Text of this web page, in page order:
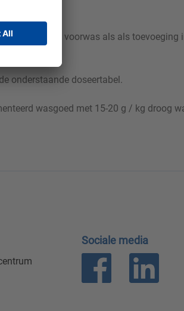
voor de voorwas als als toevoeging
onderstaande doseertabel.
wasgoed met 15-20 g / kg droog
Sociale media